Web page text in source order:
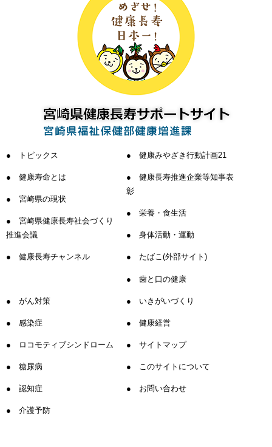
トピックス
健康寿命とは
宮崎県の現状
宮崎県健康長寿社会づくり
推進会議
健康長寿チャンネル
健康みやざき行動計画21
健康長寿推進企業等知事表
彰
栄養・食生活
身体活動・運動
たばこ(外部サイト)
歯と口の健康
がん対策
感染症
ロコモティブシンドローム
糖尿病
認知症
介護予防
いきがいづくり
健康経営
サイトマップ
このサイトについて
お問い合わせ